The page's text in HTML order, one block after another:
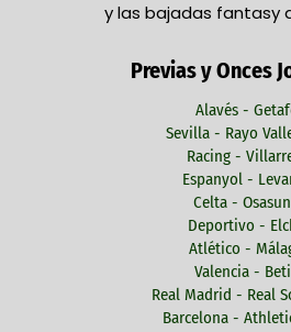
y las bajadas fantasy
Previas y Onces
Alavés -
Sevilla - Rayo
Racing -
Espanyol -
Celta -
Deportivo -
Atlético -
Valencia -
Real Madrid - Real
Barcelona -